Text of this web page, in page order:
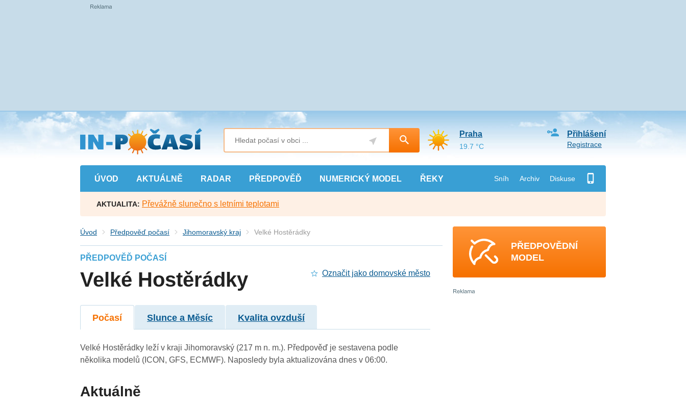
Přejít
na
hlavní
obsah
ÚVOD AKTUÁLNĚ RADAR PŘEDPOVĚĎ NUMERICKÝ MODEL ŘEKY Sníh Archiv Diskuse
Přihlášení
Registrace
Praha
19.7 °C
AKTUALITA: Převážně slunečno s letními teplotami
Úvod Předpověď počasí Jihomoravský kraj Velké Hostěrádky
PŘEDPOVĚĎ POČASÍ
Velké Hostěrádky Označit jako domovské město
Počasí Slunce a Měsíc Kvalita ovzduší
Velké Hostěrádky leží v kraji Jihomoravský (217 m n. m.). Předpověď je sestavena podle
několika modelů (ICON, GFS, ECMWF). Naposledy byla aktualizována dnes v 06:00.
Aktuálně
PŘEDPOVĚDNÍ
MODEL